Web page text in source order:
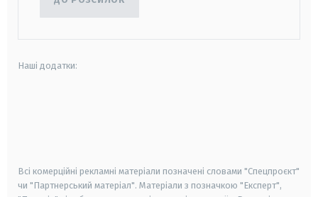
Наші додатки:
Всі комерційні рекламні матеріали позначені словами "Спецпроєкт"
чи "Партнерський матеріал". Матеріали з позначкою "Експерт",